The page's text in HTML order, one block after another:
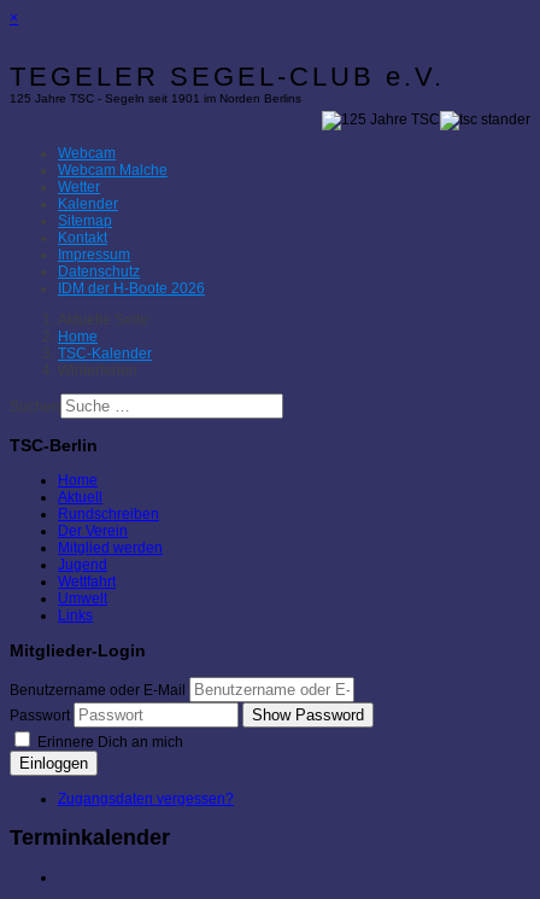
×
TEGELER SEGEL-CLUB e.V.
125 Jahre TSC - Segeln seit 1901 im Norden Berlins
Webcam
Webcam Malche
Wetter
Kalender
Sitemap
Kontakt
Impressum
Datenschutz
IDM der H-Boote 2026
Aktuelle Seite:
Home
TSC-Kalender
Winterferien
Suchen
TSC-Berlin
Home
Aktuell
Rundschreiben
Der Verein
Mitglied werden
Jugend
Wettfahrt
Umwelt
Links
Mitglieder-Login
Benutzername oder E-Mail
Passwort
Show Password
Erinnere Dich an mich
Einloggen
Zugangsdaten vergessen?
Terminkalender